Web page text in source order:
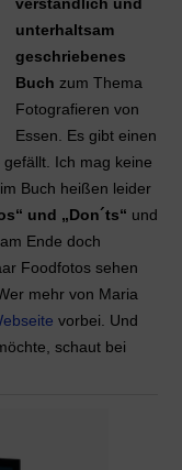
unterhaltsam
geschriebenes
Buch zum Thema
Fotografieren von
Essen. Es gibt einen
Ich mag keine
Buch heißen leider
und „Don´ts“ und
Ende doch
Foodfotos sehen
Wer mehr von Maria
vorbei. Und
schaut bei